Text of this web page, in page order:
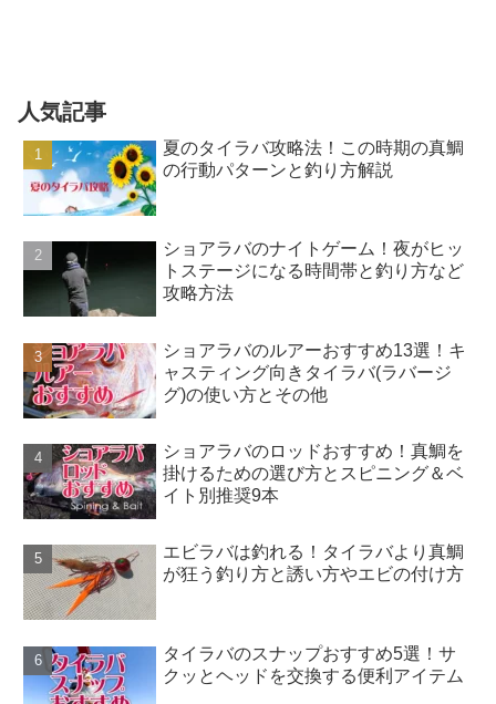
人気記事
夏のタイラバ攻略法！この時期の真鯛
の行動パターンと釣り方解説
ショアラバのナイトゲーム！夜がヒッ
トステージになる時間帯と釣り方など
攻略方法
ショアラバのルアーおすすめ13選！キ
ャスティング向きタイラバ(ラバージ
グ)の使い方とその他
ショアラバのロッドおすすめ！真鯛を
掛けるための選び方とスピニング＆ベ
イト別推奨9本
エビラバは釣れる！タイラバより真鯛
が狂う釣り方と誘い方やエビの付け方
タイラバのスナップおすすめ5選！サ
クッとヘッドを交換する便利アイテム